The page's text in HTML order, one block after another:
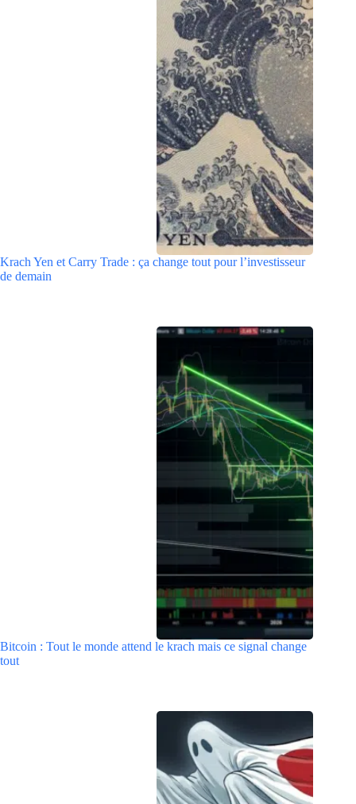
Krach Yen et Carry Trade : ça change tout pour l’investisseur
de demain
Bitcoin : Tout le monde attend le krach mais ce signal change
tout